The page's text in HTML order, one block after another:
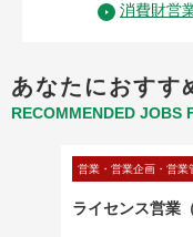
消費財営
あなたにおすす
RECOMMENDED JOBS
営業・営業企画・営業
ライセンス営業